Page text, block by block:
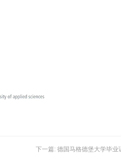
下一篇: 德国马格德堡大学毕业